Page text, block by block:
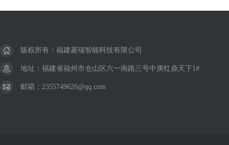
版权所有：福建菱瑞智能科技有限公司
地址：福建省福州市仓山区六一南路三号中庚红鼎天下1#
邮箱：2355749626@qq.com